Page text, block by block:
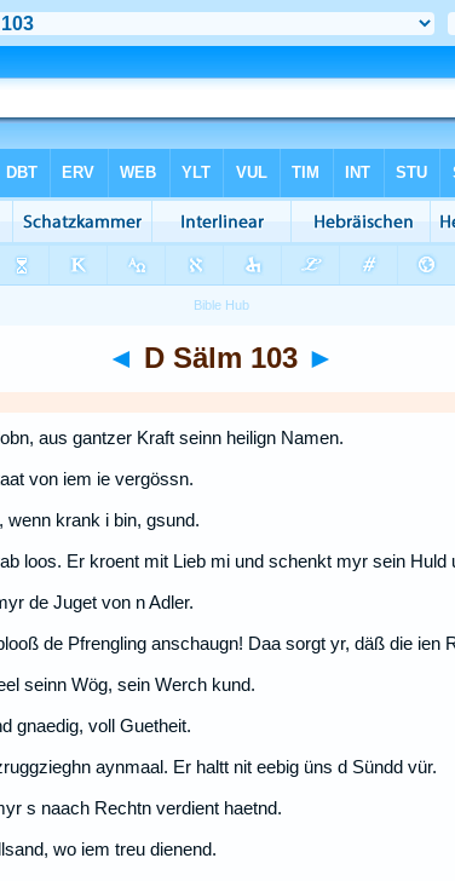
◄ D Sälm 103 ►
aus gantzer Kraft seinn heilign Namen.
von iem ie vergössn.
wenn krank i bin, gsund.
loos. Er kroent mit Lieb mi und schenkt myr sein Huld
de Juget von n Adler.
de Pfrengling anschaugn! Daa sorgt yr, däß die ien
seinn Wög, sein Werch kund.
gnaedig, voll Guetheit.
aynmaal. Er haltt nit eebig üns d Sündd vür.
s naach Rechtn verdient haetnd.
wo iem treu dienend.